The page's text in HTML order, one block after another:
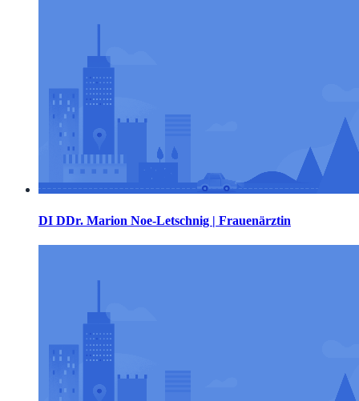
DI DDr. Marion Noe-Letschnig | Frauenärztin